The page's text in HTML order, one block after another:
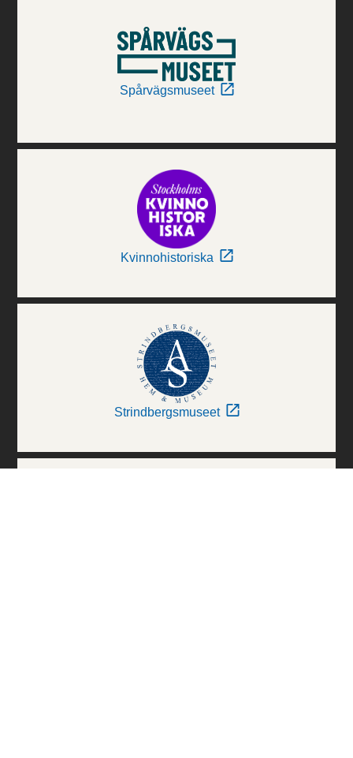
Spårvägsmuseet
Kvinnohistoriska
Strindbergsmuseet